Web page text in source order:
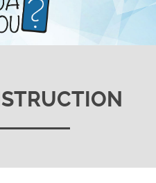
recherche
: